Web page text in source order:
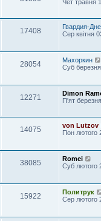
Чет травня
17408
Гвардия-
Сер квітня
28054
Махоркин
Суб
12271
Dimon
П'ят
14075
von Lutzov
Пон лютого
38085
Romei
Суб лютого
15922
Политрук
Сер лютого